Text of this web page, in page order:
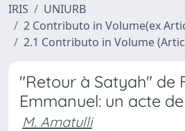
IRIS
UNIURB
2 Contributo in Volume(ex
2.1 Contributo in Volume
"Retour à Satyah" de
Emmanuel: un acte
M. Amatulli